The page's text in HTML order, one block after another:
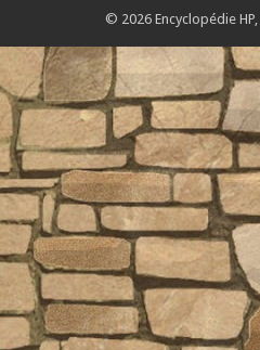
© 2026 Encyclopédie HP,